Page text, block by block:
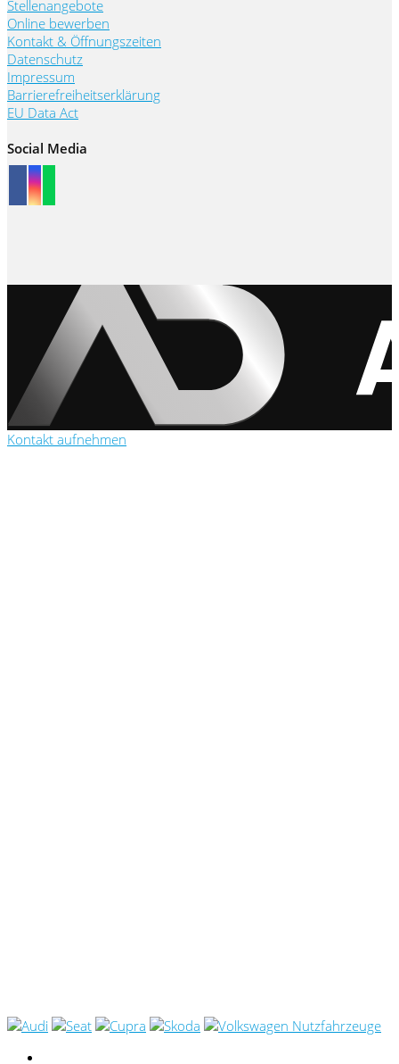
Stellenangebote
Online bewerben
Kontakt & Öffnungszeiten
Datenschutz
Impressum
Barrierefreiheitserklärung
EU Data Act
Social Media
Kontakt aufnehmen